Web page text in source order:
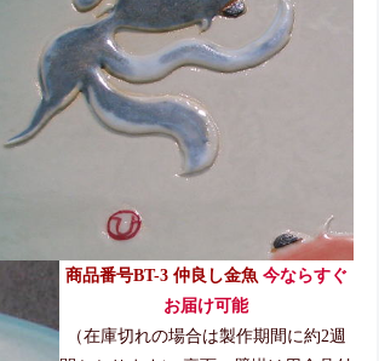
商品番号BT-3 仲良し金魚 今ならすぐ
お届け可能
（在庫切れの場合は製作期間に約2週